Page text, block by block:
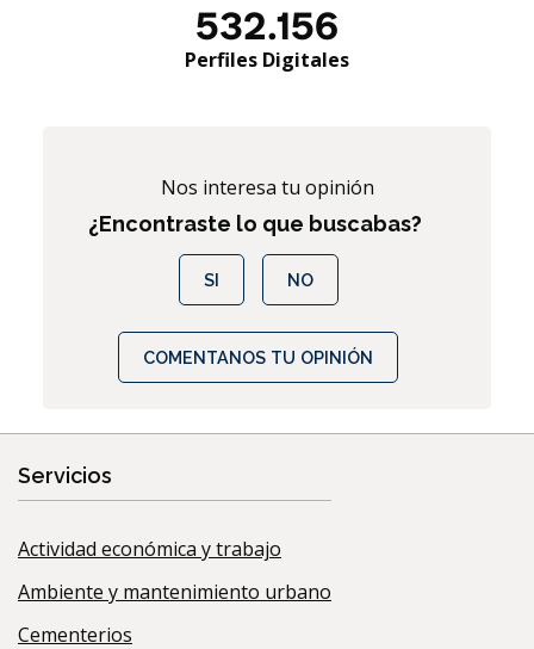
532.156
Perfiles Digitales
Nos interesa tu opinión
¿Encontraste lo que buscabas?
SI NO
COMENTANOS TU OPINIÓN
Servicios
Actividad económica y trabajo
Ambiente y mantenimiento urbano
Cementerios